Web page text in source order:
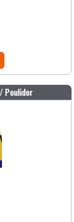
Poulidor